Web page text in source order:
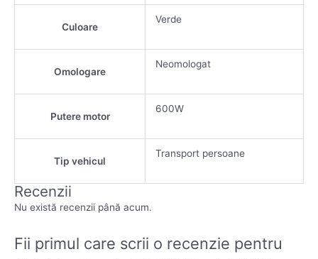
Culoare
Verde
Omologare
Neomologat
Putere motor
600W
Tip vehicul
Transport persoane
Recenzii
Nu există recenzii până acum.
Fii primul care scrii o recenzie pentru